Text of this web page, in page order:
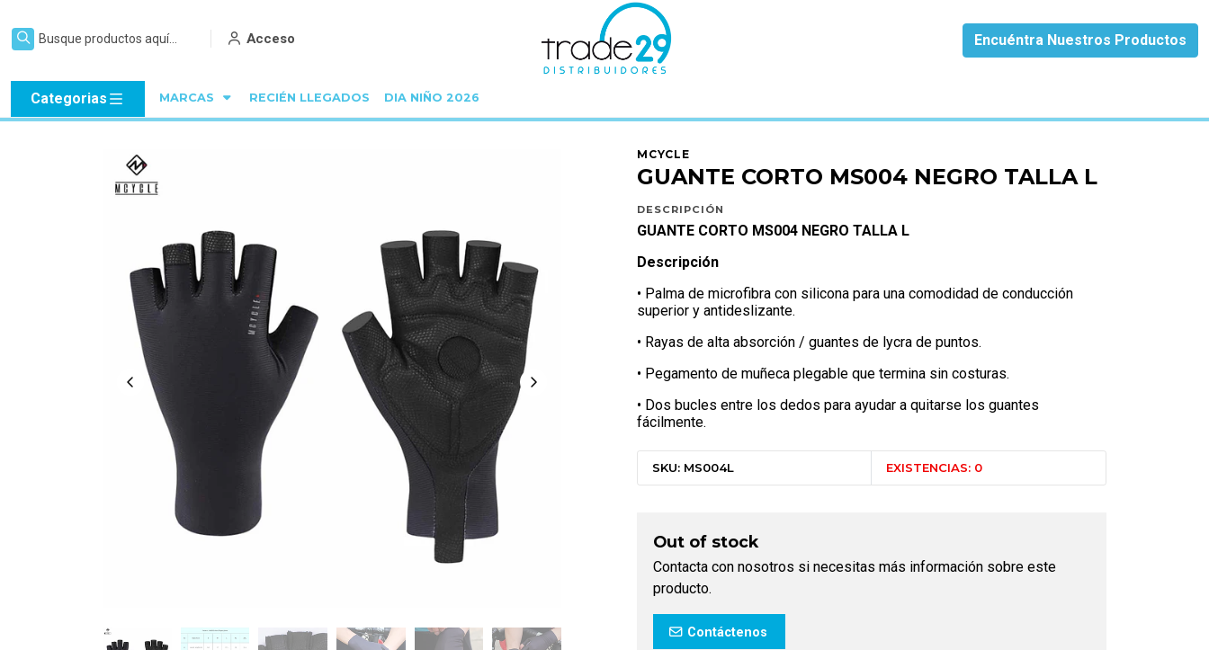
Acceso Encuéntra Nuestros Productos
Categorias MARCAS RECIÉN LLEGADOS DIA NIÑO 2026
Inicio
MCYCLE
GUANTE CORTO MS004 NEGRO TALLA L
DESCRIPCIÓN
GUANTE CORTO MS004 NEGRO TALLA L
Descripción
• Palma de microfibra con silicona para una comodidad de conducción
superior y antideslizante.
• Rayas de alta absorción / guantes de lycra de puntos.
• Pegamento de muñeca plegable que termina sin costuras.
• Dos bucles entre los dedos para ayudar a quitarse los guantes
fácilmente.
SKU: MS004L EXISTENCIAS: 0
Out of stock
Contacta con nosotros si necesitas más información sobre este
producto.
Contáctenos